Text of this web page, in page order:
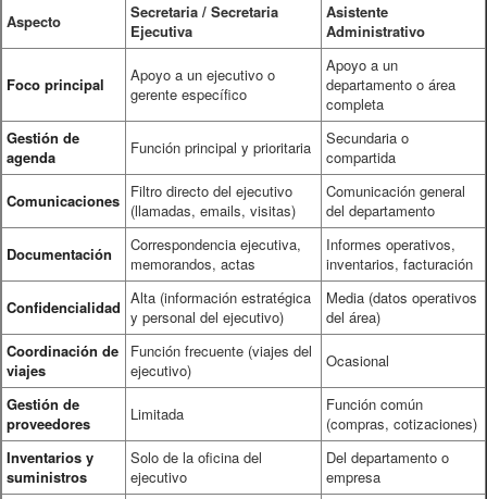
Aspecto
Secretaria / Secretaria
Ejecutiva
Asistente
Administrativo
Foco principal
Apoyo a un ejecutivo o
gerente específico
Apoyo a un
departamento o área
completa
Gestión de
agenda
Función principal y prioritaria
Secundaria o
compartida
Comunicaciones Filtro directo del ejecutivo
(llamadas, emails, visitas)
Comunicación general
del departamento
Documentación
Correspondencia ejecutiva,
memorandos, actas
Informes operativos,
inventarios, facturación
Confidencialidad Alta (información estratégica
y personal del ejecutivo)
Media (datos operativos
del área)
Coordinación de
viajes
Función frecuente (viajes del
ejecutivo)
Ocasional
Gestión de
proveedores
Limitada
Función común
(compras, cotizaciones)
Inventarios y
suministros
Solo de la oficina del
ejecutivo
Del departamento o
empresa